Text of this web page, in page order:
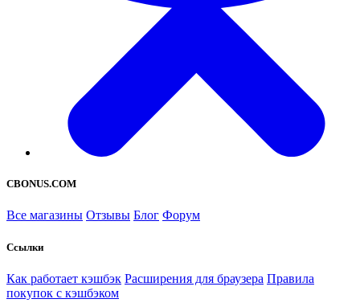
CBONUS.COM
Все магазины Отзывы Блог Форум
Ссылки
Как работает кэшбэк Расширения для браузера Правила
покупок с кэшбэком